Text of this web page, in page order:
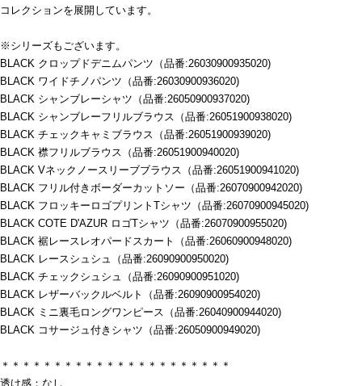
コレクションを展開しています。
※シリーズもございます。
BLACK クロップドデニムパンツ（品番:26030900935020)
BLACK ワイドチノパンツ（品番:26030900936020)
BLACK シャンブレーシャツ（品番:26050900937020)
BLACK シャンブレーフリルブラウス（品番:26051900938020)
BLACK チェックキャミブラウス（品番:26051900939020)
BLACK 襟フリルブラウス（品番:26051900940020)
BLACK Vネックノースリーブブラウス（品番:26051900941020)
BLACK フリル付きボーダーカットソー（品番:26070900942020)
BLACK フロッキーロゴプリントTシャツ（品番:26070900945020)
BLACK COTE D'AZUR ロゴTシャツ（品番:26070900955020)
BLACK 裾レースレオパードスカート（品番:26060900948020)
BLACK レースシュシュ（品番:26090900950020)
BLACK チェックシュシュ（品番:26090900951020)
BLACK レザーバックルベルト（品番:26090900954020)
BLACK ミニ裏毛ロングワンピース（品番:26040900944020)
BLACK コサージュ付きシャツ（品番:26050900949020)
＊＊＊＊＊＊＊＊＊＊＊＊＊＊＊＊＊＊＊＊＊＊
透け感：なし